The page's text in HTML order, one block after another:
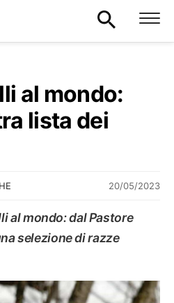
al mondo:
lista dei
20/05/2023
al mondo: dal Pastore
selezione di razze